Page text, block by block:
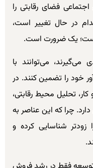
اجتماعی فضای رقابتی را
در حال تغییر است،
یک ضرورت است.
می‌توانند با
خود را تضمین کنند. در
تحلیل محیط رقابتی،
چرا که این عناصر به
شناسایی کرده و